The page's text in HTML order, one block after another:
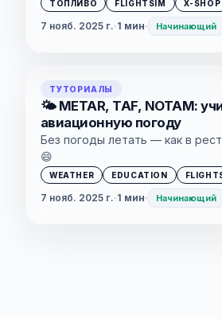
ТОПЛИВО FLIGHTSIM X-SHOP
7 нояб. 2025 г.·1 мин· Начинающий
ТУТОРИАЛЫ
🌤️ METAR, TAF, NOTAM:
авиационную погоду
Без погоды летать — как в
😄
WEATHER EDUCATION
7 нояб. 2025 г.·1 мин· Начинающий